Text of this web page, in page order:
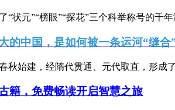
“状元”“榜眼”“探花”三个科举称号的千
的中国，是如何被一条运河“缝合
秋始建，经隋代贯通、元代取直，形成
籍，免费畅读开启智慧之旅